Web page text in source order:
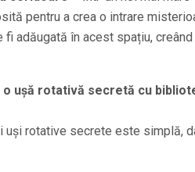
pentru a crea o intrare
fi adăugată în acest spațiu,
o ușă rotativă secretă cu
uși rotative secrete este simplă,